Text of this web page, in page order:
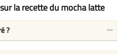
la recette du mocha latte
?